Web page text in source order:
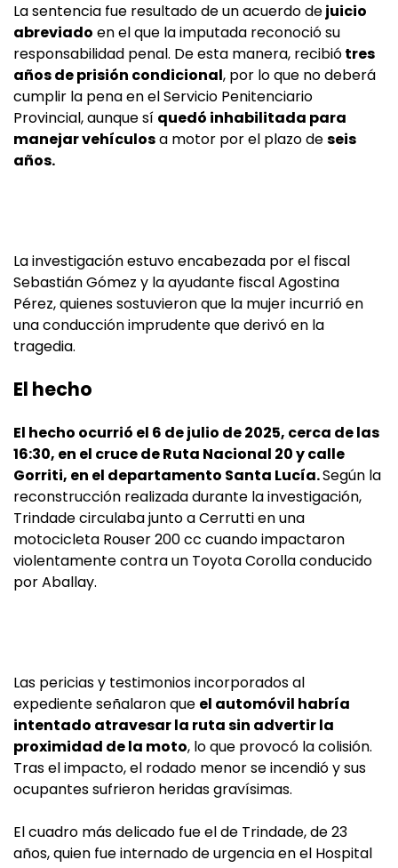
La sentencia fue resultado de un acuerdo dejuicio
abreviado en el que la imputada reconoció su
responsabilidad penal. De esta manera, recibiótres
años de prisión condicional, por lo que no deberá
cumplir la pena en el Servicio Penitenciario
Provincial, aunque sí quedó inhabilitada para
manejar vehículosa motor por el plazo deseis
años.
La investigación estuvo encabezada por el fiscal
Sebastián Gómez y la ayudante fiscal Agostina
Pérez, quienes sostuvieron que la mujer incurrió en
una conducción imprudente que derivó en la
tragedia.
El hecho
El hecho ocurrió el 6 de julio de 2025, cerca de las
16:30, en el cruce de Ruta Nacional 20 y calle
Gorriti, en el departamento Santa Lucía.Según la
reconstrucción realizada durante la investigación,
Trindade circulaba junto a Cerrutti en una
motocicleta Rouser 200 cc cuando impactaron
violentamente contra un Toyota Corolla conducido
por Aballay.
Las pericias y testimonios incorporados al
expediente señalaron que el automóvil habría
intentado atravesar la ruta sin advertir la
proximidad de la moto, lo que provocó la colisión.
Tras el impacto, el rodado menor se incendió y sus
ocupantes sufrieron heridas gravísimas.
El cuadro más delicado fue el de Trindade, de 23
años, quien fue internado de urgencia en el Hospital